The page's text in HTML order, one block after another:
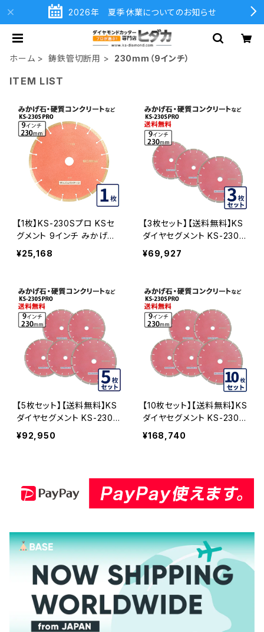
2026年 夏季休業についてのお知らせ
ホーム 鋳鉄管切断用 230mm（9インチ）
ITEM LIST
【1枚】KS-230Sプロ KSセ
グメント 9インチ みかげ石・
硬質コンクリートなどの切
断 ダイヤモンドカッター ダ
o) KS-230SPRO
¥25,168
【3枚セット】【送料無料】KS
ダイヤセグメント KS-230S
プロ 9インチ みかげ石・硬
質コンクリートなど (ks-23
¥69,927
【5枚セット】【送料無料】KS
ダイヤセグメント KS-230S
プロ 9インチ みかげ石・硬
質コンクリートなど (ks-23
¥92,950
【10枚セット】【送料無料】KS
ダイヤセグメント KS-230S
プロ 9インチ みかげ石・硬
質コンクリートなど (ks-23
¥168,740